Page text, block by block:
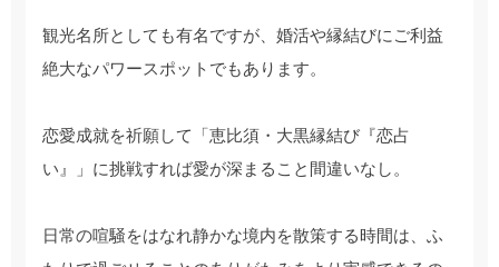
観光名所としても有名ですが、婚活や縁結びにご利益
絶大なパワースポットでもあります。
恋愛成就を祈願して「恵比須・大黒縁結び『恋占
い』」に挑戦すれば愛が深まること間違いなし。
日常の喧騒をはなれ静かな境内を散策する時間は、ふ